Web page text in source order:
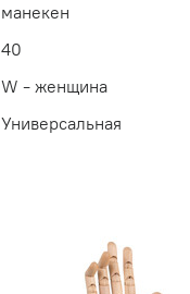
манекен
40
W - женщина
Универсальная